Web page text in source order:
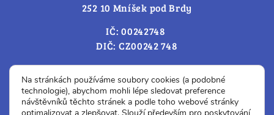
252 10 Mníšek pod Brdy
IČ: 00242748
DIČ: CZ00242 748
Cookies – změna souhlasu
Na stránkách používáme soubory cookies (a podobné
technologie), abychom mohli lépe sledovat preference
návštěvníků těchto stránek a podle toho webové stránky